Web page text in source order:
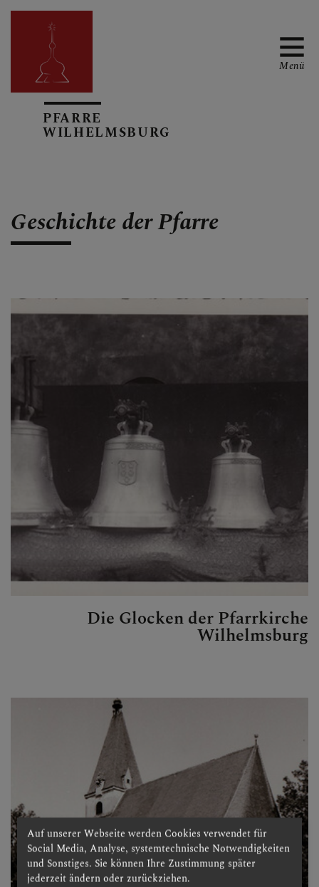
TERMINKALENDER
PFARRBRIEFE
PFARRTEAM
PFARRKIRCHE
GESCHICHTE DER
PFARRE
CHRONIK
PFARRE
WILHELMSBURG
Menü
Geschichte der Pfarre
Die Glocken der Pfarrkirche
Wilhelmsburg
Auf unserer Webseite werden Cookies verwendet für
Social Media, Analyse, systemtechnische Notwendigkeiten
und Sonstiges. Sie können Ihre Zustimmung später
jederzeit ändern oder zurückziehen.